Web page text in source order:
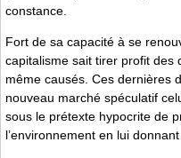
constance.
Fort de sa capacité à se
capitalisme sait tirer profit des
même causés. Ces dernières
nouveau marché spéculatif
sous le prétexte hypocrite de
l’environnement en lui